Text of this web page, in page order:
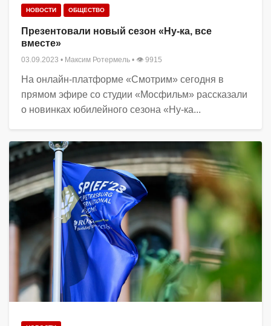
НОВОСТИ ОБЩЕСТВО
Презентовали новый сезон «Ну-ка, все
вместе»
03.09.2023 • Максим Ротермель • 👁 9915
На онлайн-платформе «Смотрим» сегодня в
прямом эфире со студии «Мосфильм» рассказали
о новинках юбилейного сезона «Ну-ка...